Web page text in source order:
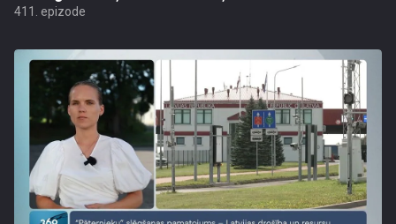
411. epizode